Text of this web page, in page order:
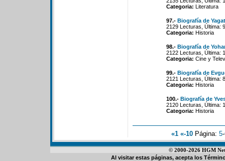
Categoria: Literatura
97.- Biografía de
2129 Lecturas, Última:
Categoria: Historia
98.- Biografía de
2122 Lecturas, Última:
Categoria: Cine y
99.- Biografía de
2121 Lecturas, Última:
Categoria: Historia
100.- Biografía de
2120 Lecturas, Última:
Categoria: Historia
«1 «-10 Página: 5-
© 2000-2026 HGM
Al visitar estas páginas, acepta los